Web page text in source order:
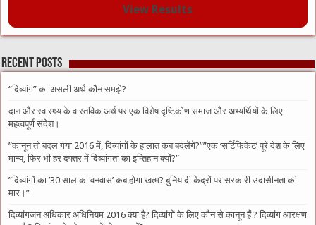
View Results
Recent Posts
“दिव्यांग” का असली अर्थ कौन समझे?
दान और स्वास्थ्य के वास्तविक अर्थ पर एक विशेष दृष्टिकोण समाज और अभ्यर्थियों के लिए
महत्वपूर्ण संदेश।
​”कानून तो बदल गया 2016 में, दिव्यांगों के हालात कब बदलेंगे?”​”एक ‘सर्टिफिकेट’ पूरे देश के लिए
मान्य, फिर भी हर दफ्तर में दिव्यांगता का इम्तिहान क्यों?”
​”दिव्यांगों का ’30 साल का वनवास’ कब होगा खत्म? बुनियादी केंद्रों पर सरकारी उदासीनता की
मार।”
दिव्यांगजन अधिकार अधिनियम 2016 क्या है? दिव्यांगों के लिए कौन से कानून हैं ? दिव्यांग आरक्षण